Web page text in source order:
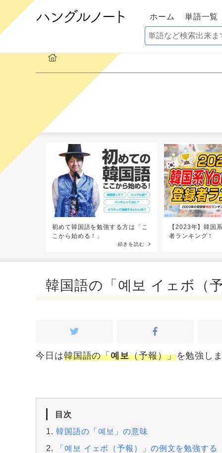
ホーム 単語一覧
初めて韓国語を勉強する方は「こ
こから始める！」
続きを読む
【2023年】韓国
者ランキング！
韓国語の「예보 イェボ（
今日は韓国語の「예보（予報）」を勉強し
目次
韓国語の「예보」の意味
「예보 イェボ（予報）」の例文を勉強する